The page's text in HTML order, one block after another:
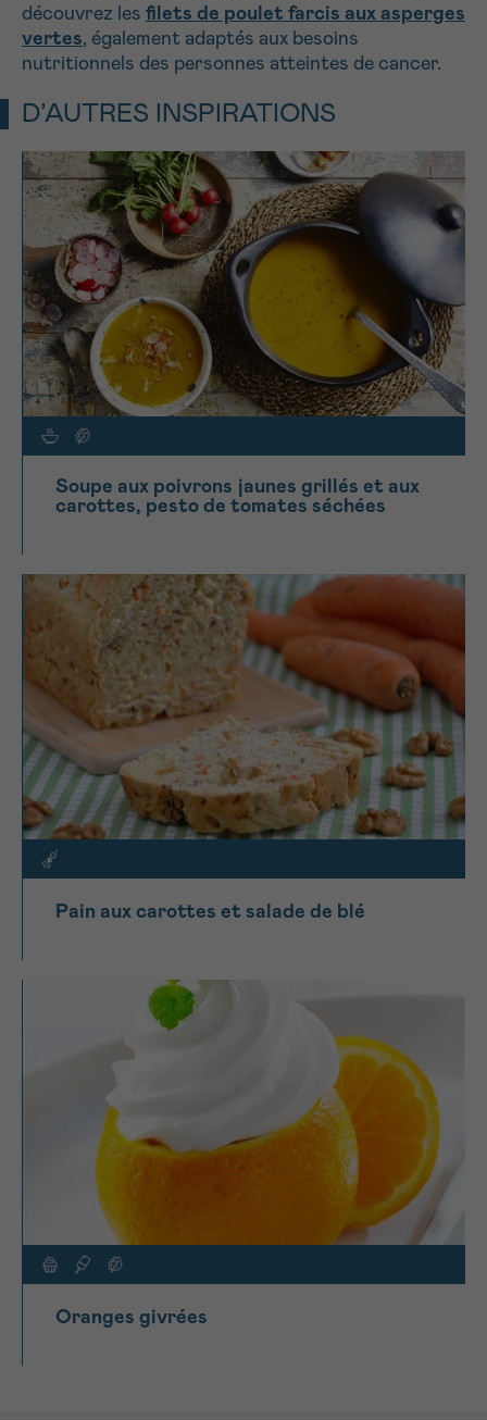
découvrez les filets de poulet farcis aux asperges
vertes, également adaptés aux besoins
nutritionnels des personnes atteintes de cancer.
D’AUTRES INSPIRATIONS
Soupe aux poivrons jaunes grillés et aux
carottes, pesto de tomates séchées
Pain aux carottes et salade de blé
Oranges givrées